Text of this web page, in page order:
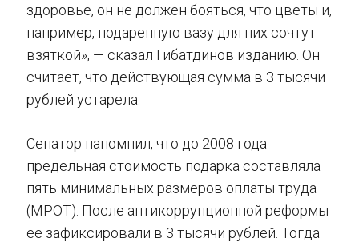
здоровье, он не должен бояться, что цветы и,
например, подаренную вазу для них сочтут
взяткой», — сказал Гибатдинов изданию. Он
считает, что действующая сумма в 3 тысячи
рублей устарела.
Сенатор напомнил, что до 2008 года
предельная стоимость подарка составляла
пять минимальных размеров оплаты труда
(МРОТ). После антикоррупционной реформы
её зафиксировали в 3 тысячи рублей. Тогда